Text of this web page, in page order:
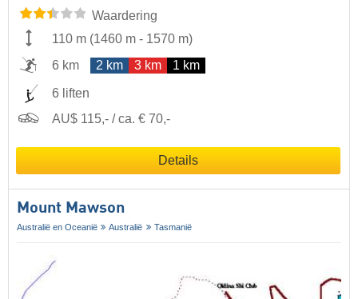
Waardering
110 m (1460 m - 1570 m)
6 km
2 km 3 km 1 km
6 liften
AU$ 115,- / ca. € 70,-
Details
Mount Mawson
Australië en Oceanië Australië Tasmanië